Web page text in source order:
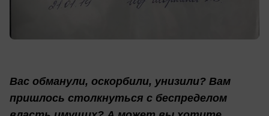
Вас обманули, оскорбили, унизили? Вам
пришлось столкнуться с беспределом